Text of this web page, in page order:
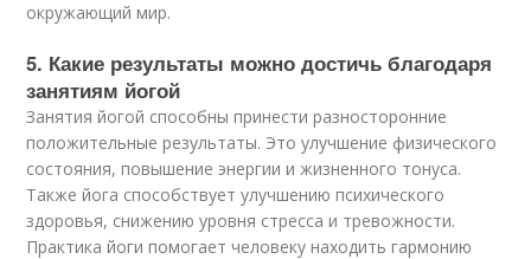
окружающий мир.
5. Какие результаты можно достичь благодаря
занятиям йогой
Занятия йогой способны принести разносторонние
положительные результаты. Это улучшение физического
состояния, повышение энергии и жизненного тонуса.
Также йога способствует улучшению психического
здоровья, снижению уровня стресса и тревожности.
Практика йоги помогает человеку находить гармонию